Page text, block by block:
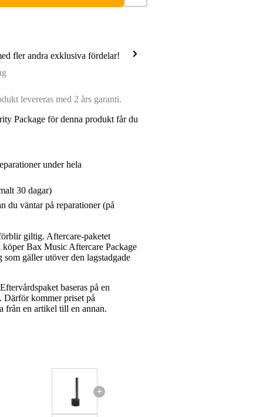
fler andra exklusiva fördelar!
levereras med 2 års garanti.
Package för denna produkt får du
under hela
30 dagar)
du väntar på reparationer (på
giltig. Aftercare-paketet
Bax Music Aftercare Package
gäller utöver den lagstadgade
baseras på en
Därför kommer priset på
från en artikel till en annan.
+